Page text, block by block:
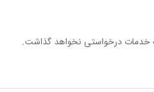
خدمات درخواستی نخواهد گذاشت.